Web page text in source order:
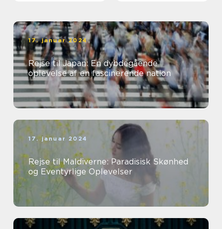
17. januar 2024
Rejse til Japan: En dybdegående
oplevelse af en fascinerende nation
17. januar 2024
Rejse til Maldiverne: Paradisisk Skønhed
og Eventyrlige Oplevelser